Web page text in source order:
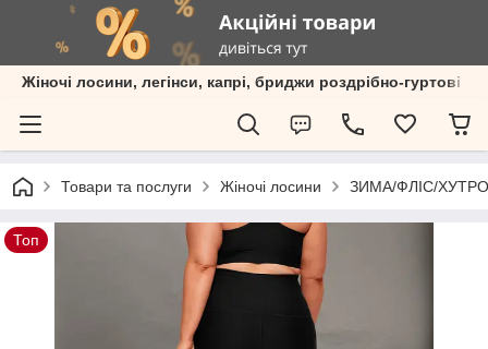
Жіночі лосини, легінси, капрі, бриджи роздрібно-гуртові
Товари та послуги Жіночі лосини ЗИМА/ФЛІС/ХУТРО
Топ